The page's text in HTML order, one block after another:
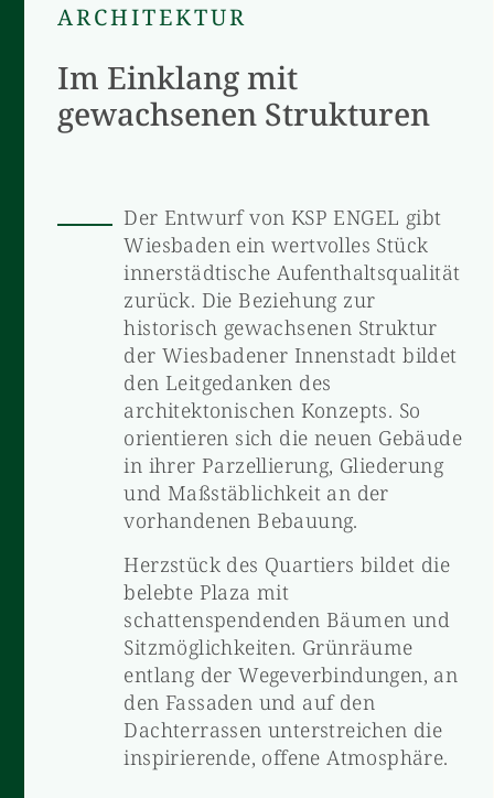
ARCHITEKTUR
Im Einklang mit
gewachsenen Strukturen
Der Entwurf von KSP ENGEL gibt
Wiesbaden ein wertvolles Stück
innerstädtische Aufenthaltsqualität
zurück. Die Beziehung zur
historisch gewachsenen Struktur
der Wiesbadener Innenstadt bildet
den Leitgedanken des
architektonischen Konzepts. So
orientieren sich die neuen Gebäude
in ihrer Parzellierung, Gliederung
und Maßstäblichkeit an der
vorhandenen Bebauung.
Herzstück des Quartiers bildet die
belebte Plaza mit
schattenspendenden Bäumen und
Sitzmöglichkeiten. Grünräume
entlang der Wegeverbindungen, an
den Fassaden und auf den
Dachterrassen unterstreichen die
inspirierende, offene Atmosphäre.